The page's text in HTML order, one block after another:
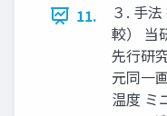
11.
３. 手
較） 当
先行研
元同一
温度 ミ